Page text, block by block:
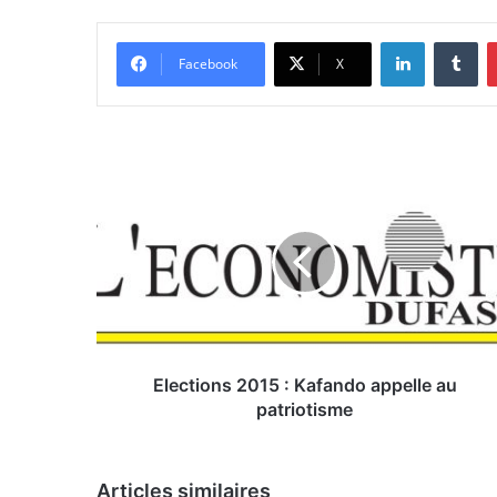
Facebook X
i
n
Elections 2015 : Kafando appelle au
patriotisme
Articles similaires